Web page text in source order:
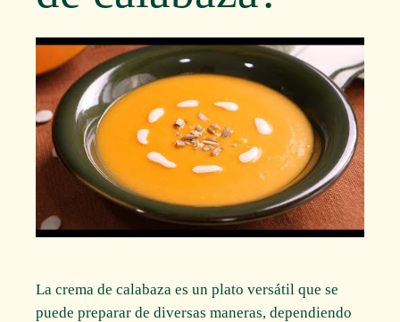
La crema de calabaza es un plato versátil que se
puede preparar de diversas maneras, dependiendo